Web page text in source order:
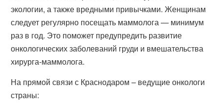
экологии, а также вредными привычками. Женщинам
следует регулярно посещать маммолога — минимум
раз в год. Это поможет предупредить развитие
онкологических заболеваний груди и вмешательства
хирурга-маммолога.
На прямой связи с Краснодаром – ведущие онкологи
страны: